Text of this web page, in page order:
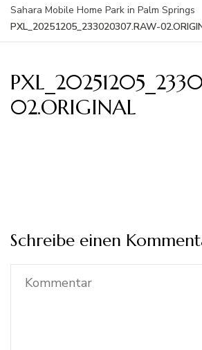
Sahara Mobile Home Park in Palm Springs
PXL_20251205_233020307.RAW-
02.ORIGINAL
Schreibe einen